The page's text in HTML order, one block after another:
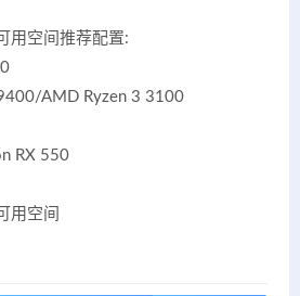
用空间推荐配置:
AMD Ryzen 3 3100
RX 550
用空间